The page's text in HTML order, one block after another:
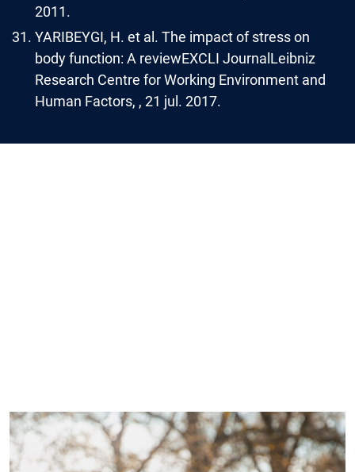
2011.
YARIBEYGI, H. et al. The impact of stress on
body function: A reviewEXCLI JournalLeibniz
Research Centre for Working Environment and
Human Factors, , 21 jul. 2017.
Imagem de capa